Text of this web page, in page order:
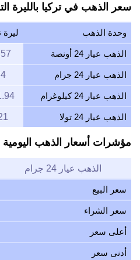
سعر الذهب في تركيا بالليرة
وحدة الذهب ليرة
الذهب عيار 24 أونصة
الذهب عيار 24 جرام
الذهب عيار 24 كيلوغرام
الذهب عيار 24 تولا
مؤشرات أسعار الذهب اليومية
الذهب عيار 24 جرام
سعر البيع
سعر الشراء
أعلى سعر
أدنى سعر